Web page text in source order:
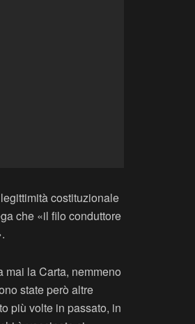
costituzionale
che «il filo conduttore
mai la Carta, nemmeno
state però altre
più volte in passato, in